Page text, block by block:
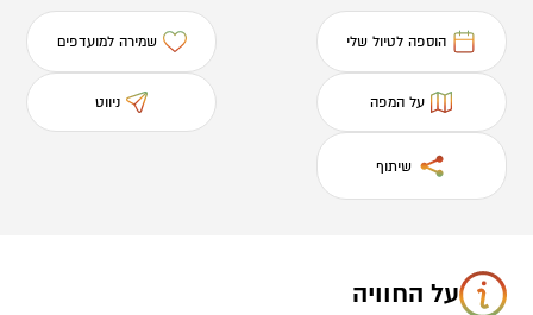
הוספה לטיול שלי שמירה למועדפים
על המפה ניווט
שיתוף
על החוויה